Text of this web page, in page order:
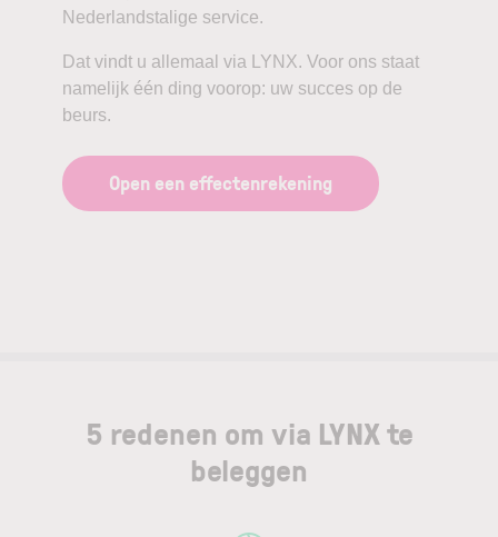
Nederlandstalige service.
Dat vindt u allemaal via LYNX. Voor ons staat
namelijk één ding voorop: uw succes op de
beurs.
Open een effectenrekening
5 redenen om via LYNX te
beleggen